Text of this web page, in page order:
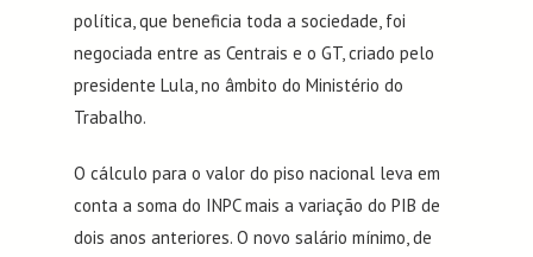
política, que beneficia toda a sociedade, foi
negociada entre as Centrais e o GT, criado pelo
presidente Lula, no âmbito do Ministério do
Trabalho.
O cálculo para o valor do piso nacional leva em
conta a soma do INPC mais a variação do PIB de
dois anos anteriores. O novo salário mínimo, de